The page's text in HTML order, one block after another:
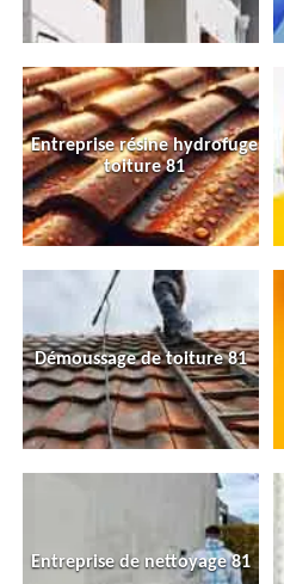
Entreprise résine hydrofuge
toiture 81
Démoussage de toiture 81
Entreprise de nettoyage 81